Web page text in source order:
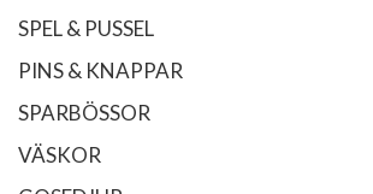
SPEL & PUSSEL
PINS & KNAPPAR
SPARBÖSSOR
VÄSKOR